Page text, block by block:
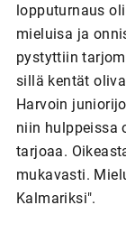
lopputurnaus
mieluisa ja
pystyttiin
sillä kentät
Harvoin
niin hulppeissa
tarjoaa.
mukavasti.
Kalmariksi".